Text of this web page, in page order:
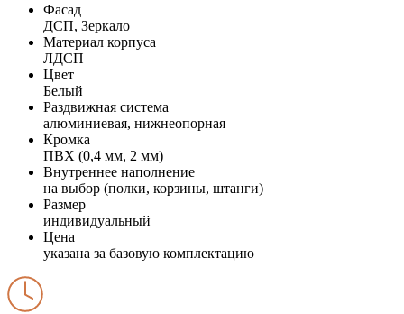
Фасад
ДСП, Зеркало
Материал корпуса
ЛДСП
Цвет
Белый
Раздвижная система
алюминиевая, нижнеопорная
Кромка
ПВХ (0,4 мм, 2 мм)
Внутреннее наполнение
на выбор (полки, корзины, штанги)
Размер
индивидуальный
Цена
указана за базовую комплектацию